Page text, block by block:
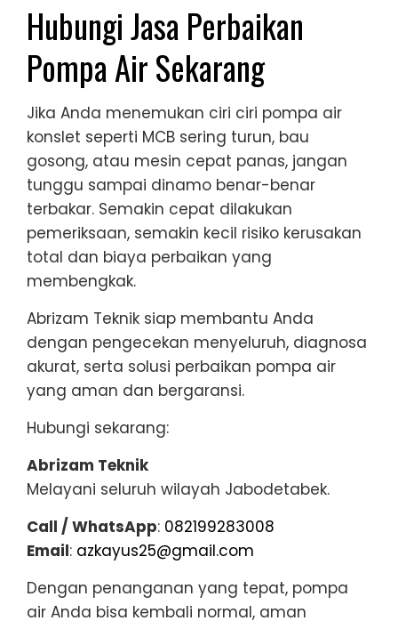
Hubungi Jasa Perbaikan
Pompa Air Sekarang
Jika Anda menemukan ciri ciri pompa air
konslet seperti MCB sering turun, bau
gosong, atau mesin cepat panas, jangan
tunggu sampai dinamo benar-benar
terbakar. Semakin cepat dilakukan
pemeriksaan, semakin kecil risiko kerusakan
total dan biaya perbaikan yang
membengkak.
Abrizam Teknik siap membantu Anda
dengan pengecekan menyeluruh, diagnosa
akurat, serta solusi perbaikan pompa air
yang aman dan bergaransi.
Hubungi sekarang:
Abrizam Teknik
Melayani seluruh wilayah Jabodetabek.
Call / WhatsApp: 082199283008
Email: azkayus25@gmail.com
Dengan penanganan yang tepat, pompa
air Anda bisa kembali normal, aman